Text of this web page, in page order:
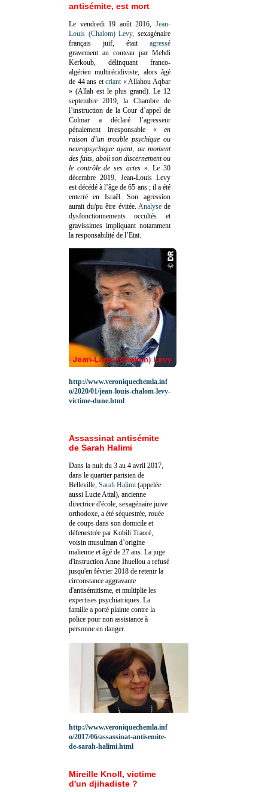
antisémite, est mort
Le vendredi 19 août 2016, Jean-
Louis (Chalom) Levy, sexagénaire
français juif, était agressé
gravement au couteau par Mehdi
Kerkoub, délinquant franco-
algérien multirécidiviste, alors âgé
de 44 ans etcriant « Allahou Aqbar
» (Allah est le plus grand). Le 12
septembre 2019, la Chambre de
l’instruction de la Cour d’appel de
Colmar a déclaré l’agresseur
pénalement irresponsable «en
raison d’un trouble psychique ou
neuropsychique ayant, au moment
des faits, aboli son discernement ou
le contrôle de ses actes». Le 30
décembre 2019, Jean-Louis Levy
est décédé à l’âge de 65 ans ; il a été
enterré en Israël. Son agression
aurait du/pu être évitée. Analysede
dysfonctionnements occultés et
gravissimes impliquant notamment
la responsabilité de l’Etat.
http://www.veroniquechemla.inf
o/2020/01/jean-louis-chalom-levy-
victime-dune.html
Assassinat antisémite
de Sarah Halimi
Dans la nuit du 3 au 4 avril 2017,
dans le quartier parisien de
Belleville, Sarah Halimi (appelée
aussi Lucie Attal), ancienne
directrice d'école, sexagénaire juive
orthodoxe, a été séquestrée, rouée
de coups dans son domicile et
défenestrée par Kobili Traoré,
voisin musulman d’origine
malienne et âgé de 27 ans. La juge
d'instruction Anne Ihuellou a refusé
jusqu'en février 2018 de retenir la
circonstance aggravante
d'antisémitisme, et multiplie les
expertises psychiatriques. La
famille a porté plainte contre la
police pour non assistance à
personne en danger.
http://www.veroniquechemla.inf
o/2017/06/assassinat-antisemite-
de-sarah-halimi.html
Mireille Knoll, victime
d'un djihadiste ?